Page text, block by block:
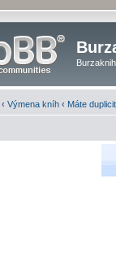
‹ Výmena kníh ‹ Máte